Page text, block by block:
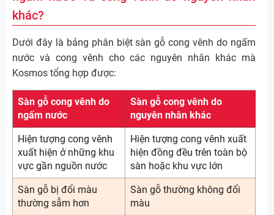
khác?
Dưới đây là bảng phân biệt sàn gỗ cong vênh do ngấm
nước và cong vênh cho các nguyên nhân khác mà
Kosmos tổng hợp được:
Sàn gỗ cong vênh do
ngấm nước
Sàn gỗ cong vênh do
nguyên nhân khác
Hiện tượng cong vênh
xuất hiện ở những khu
vực gần nguồn nước
Hiện tượng cong vênh xuất
hiện đồng đều trên toàn bộ
sàn hoặc khu vực lớn
Sàn gỗ bị đổi màu
thường sẫm hơn
Sàn gỗ thường không đổi
màu